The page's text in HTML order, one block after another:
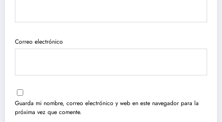
Correo electrónico
Guarda mi nombre, correo electrónico y web en este navegador para la
próxima vez que comente.